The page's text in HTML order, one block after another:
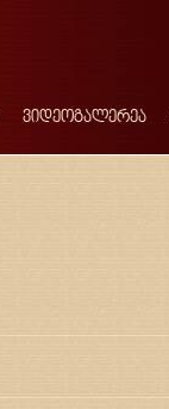
ვიდეოგალერეა